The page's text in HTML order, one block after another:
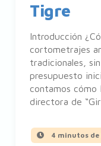
Tigre
Introducción
cortometrajes
tradicionales,
presupuesto
contamos cómo
directora de
4 minutos